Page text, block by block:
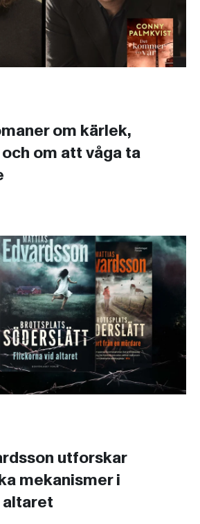
om kärlek,
om att våga ta
utforskar
mekanismer i
altaret